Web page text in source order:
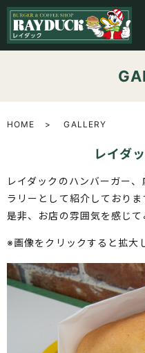
HOME GALLERY
レイダ
レイダックのハンバーガー
ラリーとして紹介しておりま
是非、お店の雰囲気を感じて
※画像をクリックすると拡大